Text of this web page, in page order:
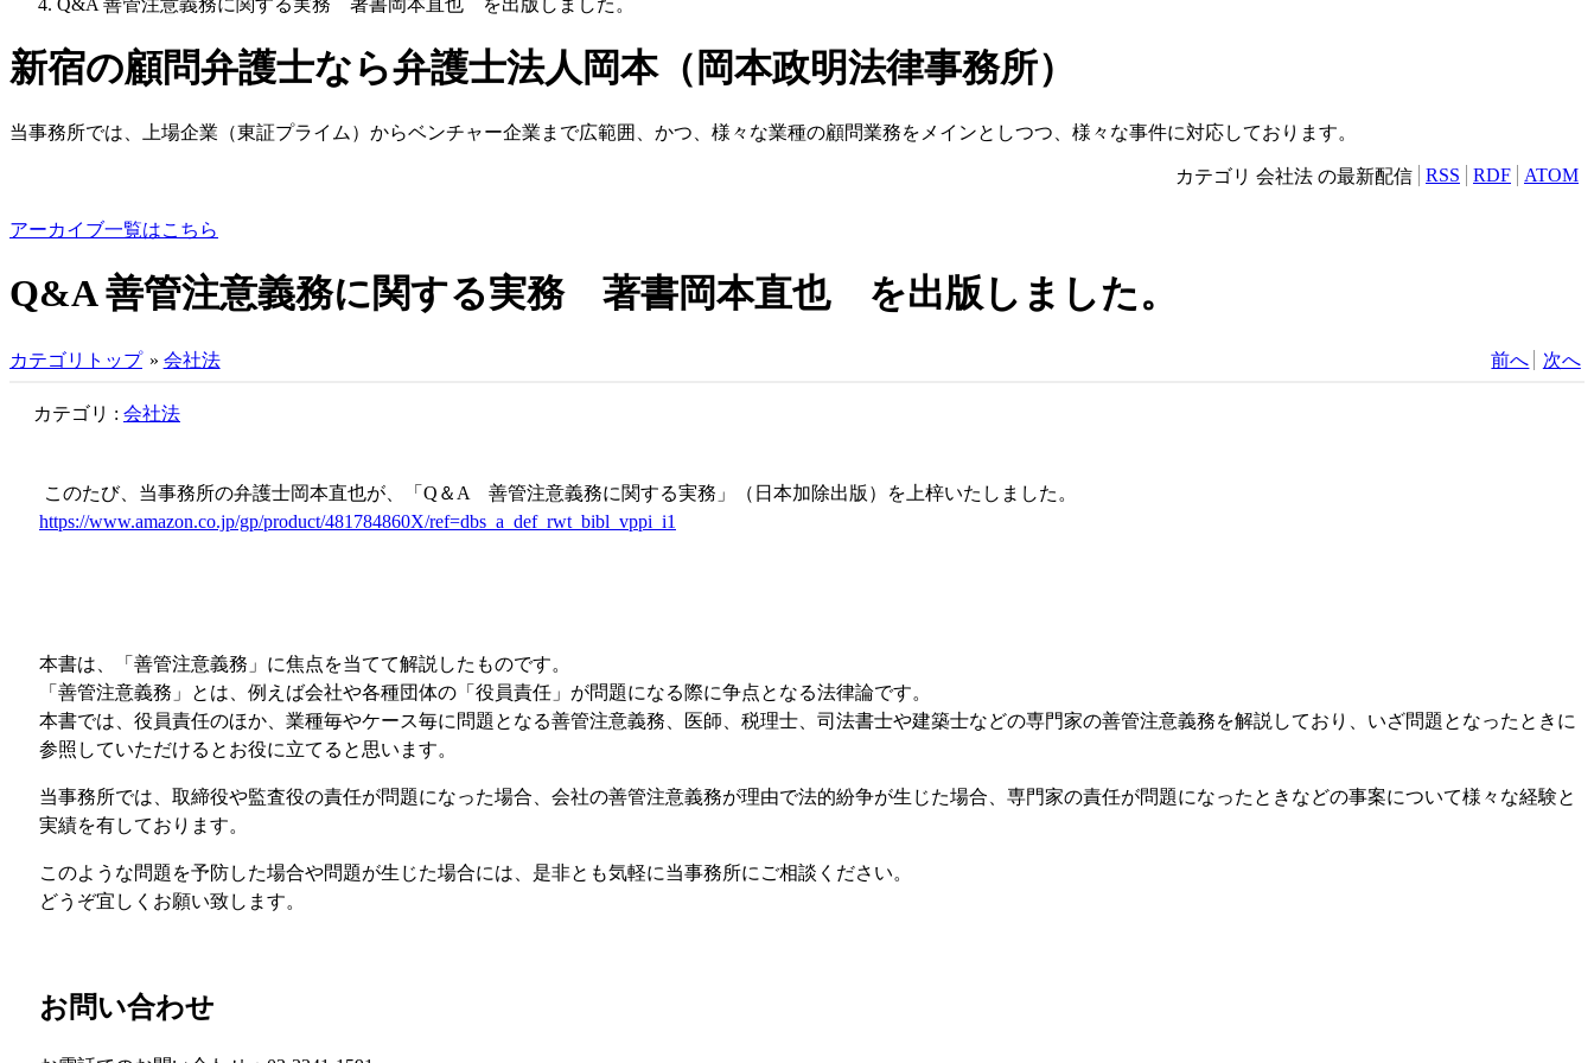
Q&A 善管注意義務に関する実務 著書岡本直也 を出版しました。
新宿の顧問弁護士なら弁護士法人岡本（岡本政明法律事務所）
当事務所では、上場企業（東証プライム）からベンチャー企業まで広範囲、かつ、様々な業種の顧問業務をメインとしつつ、様々な事件に対応しております。
カテゴリ 会社法 の最新配信 RSS RDF ATOM
アーカイブ一覧はこちら
Q&A 善管注意義務に関する実務 著書岡本直也 を出版しました。
カテゴリトップ » 会社法 前へ 次へ
カテゴリ : 会社法
このたび、当事務所の弁護士岡本直也が、「Q＆A 善管注意義務に関する実務」（日本加除出版）を上梓いたしました。
https://www.amazon.co.jp/gp/product/481784860X/ref=dbs_a_def_rwt_bibl_vppi_i1
本書は、「善管注意義務」に焦点を当てて解説したものです。
「善管注意義務」とは、例えば会社や各種団体の「役員責任」が問題になる際に争点となる法律論です。
本書では、役員責任のほか、業種毎やケース毎に問題となる善管注意義務、医師、税理士、司法書士や建築士などの専門家の善管注意義務を解説しており、いざ問題となったときに
参照していただけるとお役に立てると思います。
当事務所では、取締役や監査役の責任が問題になった場合、会社の善管注意義務が理由で法的紛争が生じた場合、専門家の責任が問題になったときなどの事案について様々な経験と
実績を有しております。
このような問題を予防した場合や問題が生じた場合には、是非とも気軽に当事務所にご相談ください。
どうぞ宜しくお願い致します。
お問い合わせ